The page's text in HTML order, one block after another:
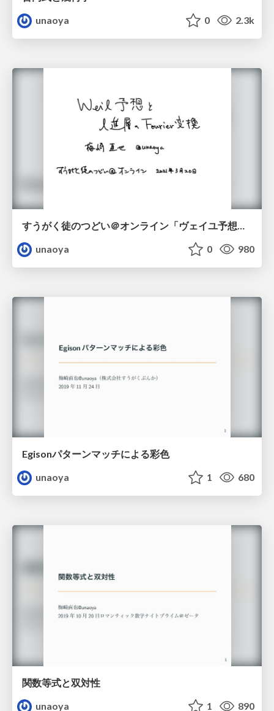
unaoya
0 2.3k
すうがく徒のつどい＠オンライン「ヴェイユ予想とl進層のフーリエ変換」
unaoya
0 980
Egisonパターンマッチによる彩色
unaoya
1 680
関数等式と双対性
unaoya
1 890